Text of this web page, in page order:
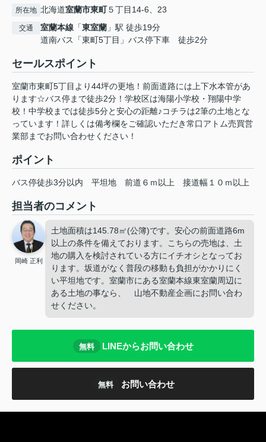
所在地 北海道室蘭市東町５丁目14-6、23
交通 室蘭本線 「東室蘭 」駅 徒歩19分
道南バス「東町5丁目」バス停下車 徒歩2分
セールスポイント
室蘭市東町5丁目より44坪の更地！前面道路には上下水本管があ
ります☆バス停まで徒歩2分！学校区は海陽小学校・翔陽中学
校！中学校までは徒歩5分と安心の距離♪コチラは2筆の土地とな
っています！詳しくは備考欄をご確認いただき常口アトム売買営
業部までお問い合わせください！
ポイント
バス停徒歩3分以内 平坦地 前道６ｍ以上 接道幅１０ｍ以上
担当者のコメント
岡崎 正利
土地面積は145.78㎡(公簿)です。安心の前面道路6m
以上の条件を備えております。こちらの売地は、土
地の購入を検討されている方にイチオシとなってお
ります。坂道がなく普段の移動も負担がかかりにく
い平坦地です。室蘭市にある室蘭本線東室蘭周辺に
ある土地の事なら、 山地不動産企画にお問い合わ
せください。
無料 LINEからお問い合わせ
無料 お問い合わせ